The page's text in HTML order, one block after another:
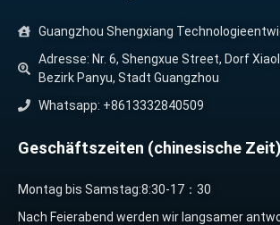
Guangzhou Shengxiang
Adresse: Nr. 6, Shengxue Street, Dorf
Bezirk Panyu, Stadt Guangzhou
Whatsapp: +8613332840509
Geschäftszeiten (chinesische Zeit)
Montag bis Samstag:8:30-17：30
Nach Feierabend werden wir langsamer